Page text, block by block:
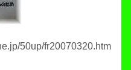
50up/fr20070320.htm